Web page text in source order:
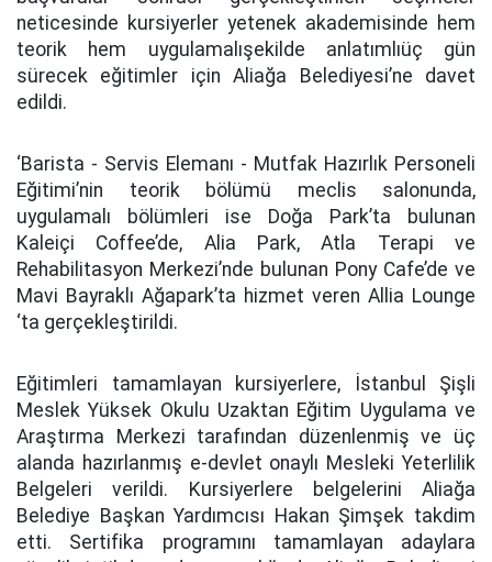
neticesinde kursiyerler yetenek akademisinde hem
teorik hem uygulamalışekilde anlatımlıüç gün
sürecek eğitimler için Aliağa Belediyesi’ne davet
edildi.
‘Barista - Servis Elemanı - Mutfak Hazırlık Personeli
Eğitimi’nin teorik bölümü meclis salonunda,
uygulamalı bölümleri ise Doğa Park’ta bulunan
Kaleiçi Coffee’de, Alia Park, Atla Terapi ve
Rehabilitasyon Merkezi’nde bulunan Pony Cafe’de ve
Mavi Bayraklı Ağapark’ta hizmet veren Allia Lounge
‘ta gerçekleştirildi.
Eğitimleri tamamlayan kursiyerlere, İstanbul Şişli
Meslek Yüksek Okulu Uzaktan Eğitim Uygulama ve
Araştırma Merkezi tarafından düzenlenmiş ve üç
alanda hazırlanmış e-devlet onaylı Mesleki Yeterlilik
Belgeleri verildi. Kursiyerlere belgelerini Aliağa
Belediye Başkan Yardımcısı Hakan Şimşek takdim
etti. Sertifika programını tamamlayan adaylara